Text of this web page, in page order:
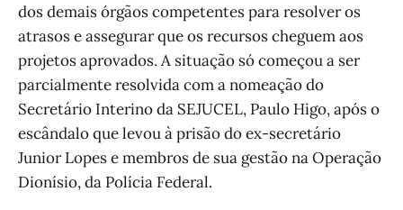
dos demais órgãos competentes para resolver os
atrasos e assegurar que os recursos cheguem aos
projetos aprovados. A situação só começou a ser
parcialmente resolvida com a nomeação do
Secretário Interino da SEJUCEL, Paulo Higo, após o
escândalo que levou à prisão do ex-secretário
Junior Lopes e membros de sua gestão na Operação
Dionísio, da Polícia Federal.